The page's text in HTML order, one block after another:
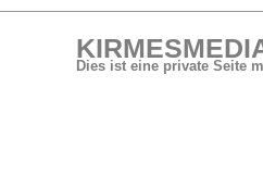
Dies ist eine private Seite